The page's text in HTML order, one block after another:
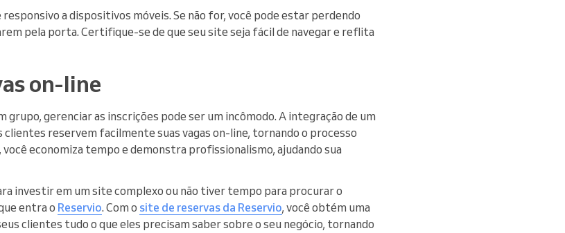
a dispositivos móveis. Se não for, você pode estar perdendo
pela porta. Certifique-se de que seu site seja fácil de navegar e reflita
on-line
grupo, gerenciar as inscrições pode ser um incômodo. A integração de um
reservem facilmente suas vagas on-line, tornando o processo
economiza tempo e demonstra profissionalismo, ajudando sua
investir em um site complexo ou não tiver tempo para procurar o
entra o Reservio. Com o site de reservas da Reservio, você obtém uma
clientes tudo o que eles precisam saber sobre o seu negócio, tornando